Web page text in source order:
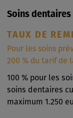
Soins
TAUX DE
Pour les soins
200 % du tarif de
100 % pour les
soins dentaires
maximum 1.250